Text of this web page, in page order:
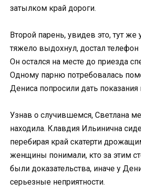
затылком край дороги.
Второй парень, увидев это, тут
тяжело выдохнул, достал
Он остался на месте до приезда
Одному парню потребовалась
Дениса попросили дать показания
Узнав о случившемся, Светлана
находила. Клавдия Ильинична
перебирая край скатерти
женщины понимали, кто за этим
были доказательства, иначе у
серьезные неприятности.